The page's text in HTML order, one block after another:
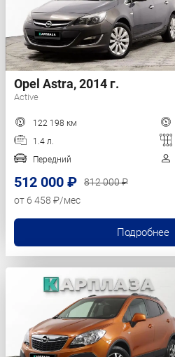
Opel Astra, 2014 г.
Active
122 198 км
1.4 л.
Передний
512 000 ₽
812 000 ₽
от 6 458 ₽/мес
Подробнее